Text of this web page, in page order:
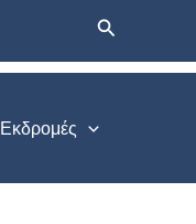
Αναζήτηση
Εκδρομές